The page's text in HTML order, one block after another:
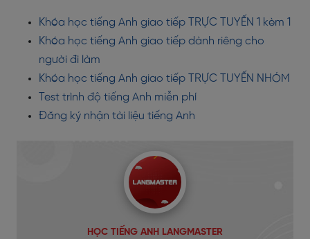
Khóa học tiếng Anh giao tiếp TRỰC TUYẾN 1 kèm 1
Khóa học tiếng Anh giao tiếp dành riêng cho
người đi làm
Khóa học tiếng Anh giao tiếp TRỰC TUYẾN NHÓM
Test trình độ tiếng Anh miễn phí
Đăng ký nhận tài liệu tiếng Anh
HỌC TIẾNG ANH LANGMASTER